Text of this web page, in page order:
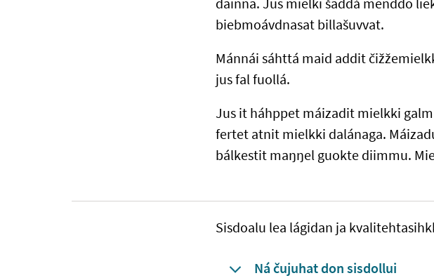
dainna. Jus mielki šaddá menddo
biebmoávdnasat billašuvvat.
Mánnái sáhttá maid addit
jus fal fuollá.
Jus it háhppet máizadit mielkki
fertet atnit mielkki dalánaga.
bálkestit maŋŋel guokte diimmu.
Sisdoalu lea lágidan ja
Ná čujuhat don sisdollui